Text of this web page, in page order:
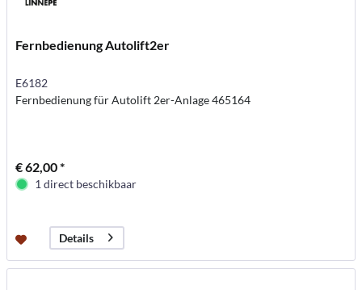
Fernbedienung Autolift2er
E6182
Fernbedienung für Autolift 2er-Anlage 465164
€ 62,00 *
1 direct beschikbaar
Details